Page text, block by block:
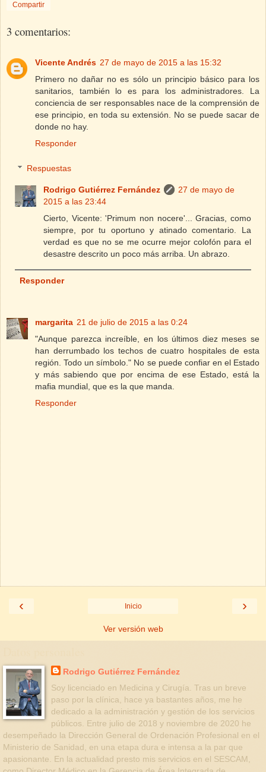
Compartir
3 comentarios:
Vicente Andrés 27 de mayo de 2015 a las 15:32
Primero no dañar no es sólo un principio básico para los
sanitarios, también lo es para los administradores. La
conciencia de ser responsables nace de la comprensión de
ese principio, en toda su extensión. No se puede sacar de
donde no hay.
Responder
Respuestas
Rodrigo Gutiérrez Fernández
27 de mayo de
2015 a las 23:44
Cierto, Vicente: 'Primum non nocere'... Gracias, como
siempre, por tu oportuno y atinado comentario. La
verdad es que no se me ocurre mejor colofón para el
desastre descrito un poco más arriba. Un abrazo.
Responder
margarita 21 de julio de 2015 a las 0:24
"Aunque parezca increíble, en los últimos diez meses se
han derrumbado los techos de cuatro hospitales de esta
región. Todo un símbolo." No se puede confiar en el Estado
y más sabiendo que por encima de ese Estado, está la
mafia mundial, que es la que manda.
Responder
‹ ›
Inicio
Ver versión web
Rodrigo Gutiérrez Fernández
Soy licenciado en Medicina y Cirugía. Tras un breve
paso por la clínica, hace ya bastantes años, me he
dedicado a la administración y gestión de los servicios
públicos. Entre julio de 2018 y noviembre de 2020 he
desempeñado la Dirección General de Ordenación Profesional en el
Ministerio de Sanidad, en una etapa dura e intensa a la par que
apasionante. En la actualidad presto mis servicios en el SESCAM,